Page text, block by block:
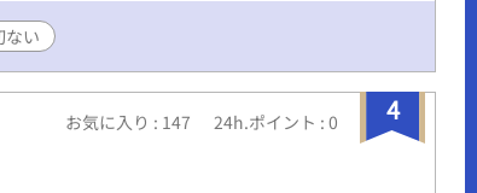
うな使用人風の人間が、屋敷内にちらほら
、その使用人たちから『若様』と呼ばれてい
苦しい境遇の若様に、手を差し伸べていただ
いるのが、その若様・誠だ。 背の高い、
黒い前髪をかき上げる姿が、やけにセクシー
に、射られそうだ。 だが、自ら作業着を
ない
4
お気に入り : 147 24h.ポイント : 0